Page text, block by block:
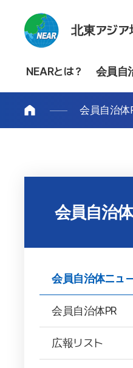
北東アジ
NEARとは？ 会員自
会員自治体
会員自治
会員自治体ニュ
会員自治体PR
広報リスト